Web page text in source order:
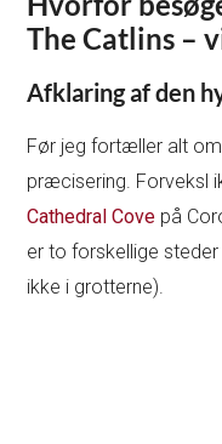
The Catlins –
Afklaring af den
Før jeg fortæller alt
præcisering. Forveksl
Cathedral Cove på
er to forskellige
ikke i grotterne).